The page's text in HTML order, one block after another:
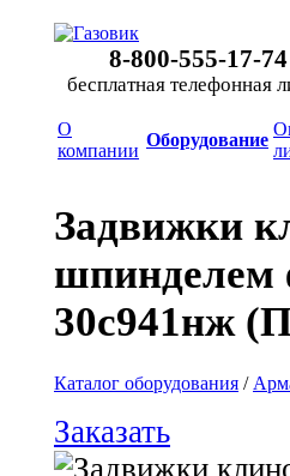
8-800-555-17-74
бесплатная телефонная
О
компании
Оборудование
Задвижки
шпинделем
30с941нж
Каталог оборудования /
Заказать